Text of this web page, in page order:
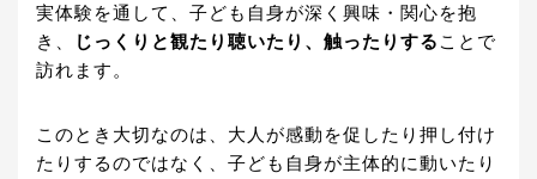
実体験を通して、子ども自身が深く興味・関心を抱
き、
じっくりと観たり聴いたり、触ったりする ことで
訪れます。
このとき大切なのは、大人が感動を促したり押し付け
たりするのではなく、子ども自身が主体的に動いたり